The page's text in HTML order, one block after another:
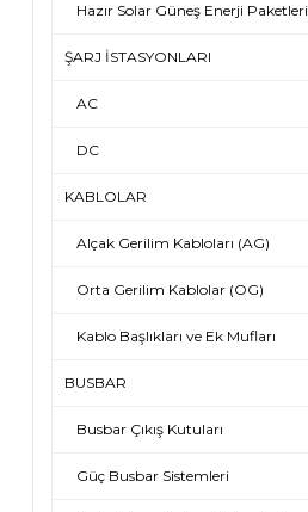
Hazır Solar Güneş Enerji Paketleri
ŞARJ İSTASYONLARI
AC
DC
KABLOLAR
Alçak Gerilim Kabloları (AG)
Orta Gerilim Kablolar (OG)
Kablo Başlıkları ve Ek Mufları
BUSBAR
Busbar Çıkış Kutuları
Güç Busbar Sistemleri